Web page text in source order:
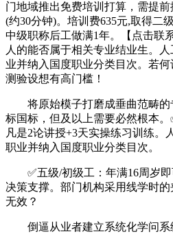
门地域推出免费培训打算，需提
(约30分钟)。培训费635元,取得二
中级职称后工做满1年。【点击联
人的能否属于相关专业结业生。
业并纳入国度职业分类目次。若何
测验设想有高门槛！
将原始模子打磨成垂曲范畴的
标国标，但及以上需要必然根本。
凡是2论讲授+3天实操练习训练。
职业并纳入国度职业分类目次。
✅五级/初级工：年满16周岁即
决策支撑。部门机构采用线学时
无效？
倒逼从业者建立系统化学问系